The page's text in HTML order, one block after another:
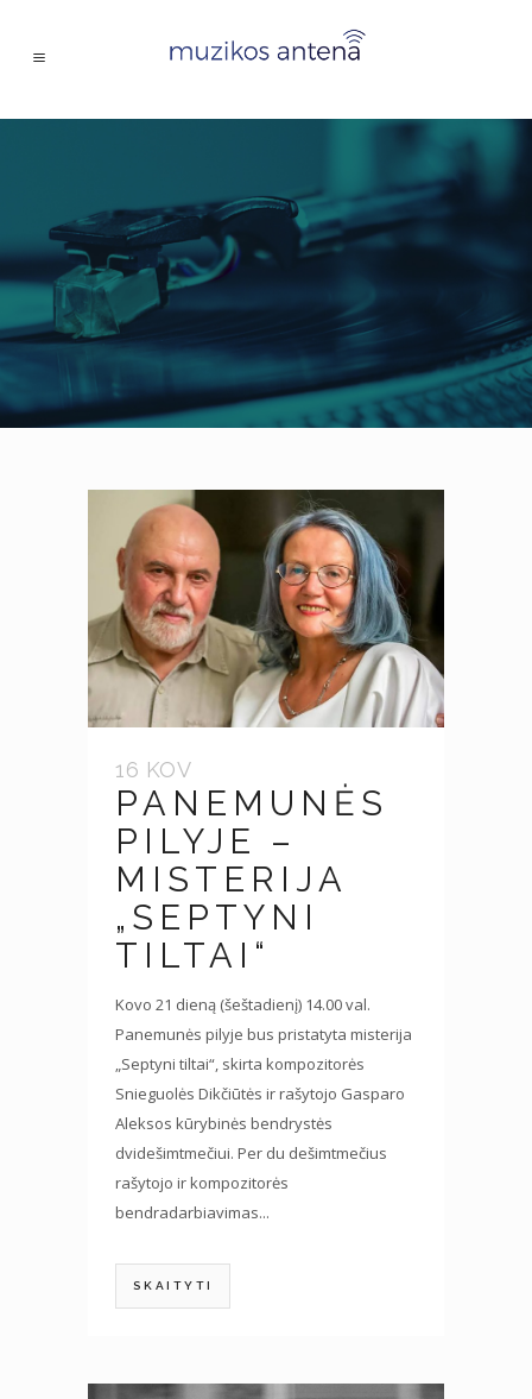
16 KOV
PANEMUNĖS
PILYJE –
MISTERIJA
„SEPTYNI
TILTAI“
Kovo 21 dieną (šeštadienį) 14.00 val.
Panemunės pilyje bus pristatyta misterija
„Septyni tiltai“, skirta kompozitorės
Snieguolės Dikčiūtės ir rašytojo Gasparo
Aleksos kūrybinės bendrystės
dvidešimtmečiui. Per du dešimtmečius
rašytojo ir kompozitorės
bendradarbiavimas...
SKAITYTI